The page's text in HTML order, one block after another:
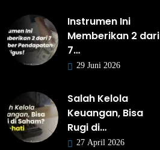
Instrumen Ini
Memberikan 2 dari
7…
29 Juni 2026
Salah Kelola
Keuangan, Bisa
Rugi di…
27 April 2026